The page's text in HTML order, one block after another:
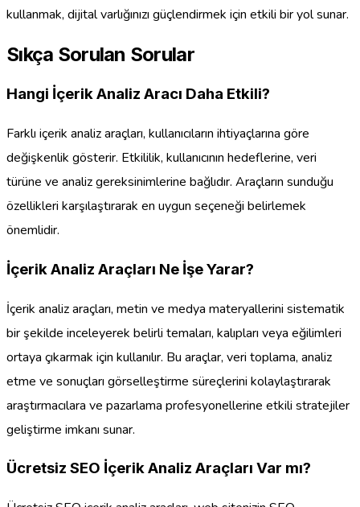
kullanmak, dijital varlığınızı güçlendirmek için etkili bir yol sunar.
Sıkça Sorulan Sorular
Hangi İçerik Analiz Aracı Daha Etkili?
Farklı içerik analiz araçları, kullanıcıların ihtiyaçlarına göre
değişkenlik gösterir. Etkililik, kullanıcının hedeflerine, veri
türüne ve analiz gereksinimlerine bağlıdır. Araçların sunduğu
özellikleri karşılaştırarak en uygun seçeneği belirlemek
önemlidir.
İçerik Analiz Araçları Ne İşe Yarar?
İçerik analiz araçları, metin ve medya materyallerini sistematik
bir şekilde inceleyerek belirli temaları, kalıpları veya eğilimleri
ortaya çıkarmak için kullanılır. Bu araçlar, veri toplama, analiz
etme ve sonuçları görselleştirme süreçlerini kolaylaştırarak
araştırmacılara ve pazarlama profesyonellerine etkili stratejiler
geliştirme imkanı sunar.
Ücretsiz SEO İçerik Analiz Araçları Var mı?